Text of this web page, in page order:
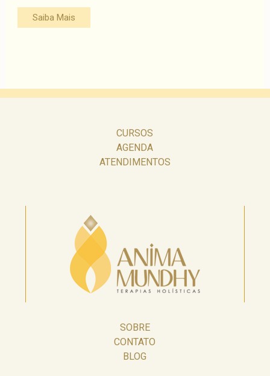
Saiba Mais
CURSOS
AGENDA
ATENDIMENTOS
SOBRE
CONTATO
BLOG